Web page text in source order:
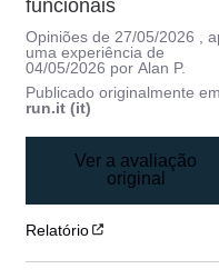
funcionais
Opiniões de 27/05/2026
,
uma experiência de
04/05/2026 porAlan P.
Publicado originalmente
run.it (it)
Ver a avaliação
original
Relatório